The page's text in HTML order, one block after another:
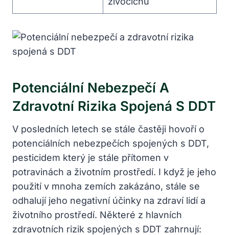
Potenciální Nebezpečí A
Zdravotní Rizika Spojená S DDT
V posledních letech se stále častěji hovoří o
potenciálních nebezpečích spojených s DDT,
pesticidem který je stále přítomen v
potravinách a životním prostředí. I když je jeho
použití v mnoha zemích zakázáno, stále se
odhalují jeho negativní účinky na zdraví lidí a
životního prostředí. Některé z hlavních
zdravotních rizik spojených s DDT zahrnují: